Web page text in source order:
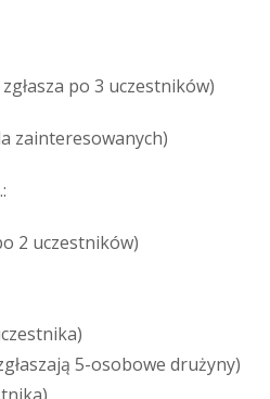
po 3 uczestników)
zainteresowanych)
2 uczestników)
5-osobowe drużyny)